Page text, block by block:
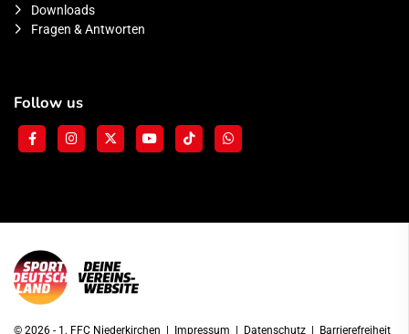
Downloads
Fragen & Antworten
Follow us
© 2026 - 1. FFC Niederkirchen | Impressum | Datenschutz | Barrierefreiheit